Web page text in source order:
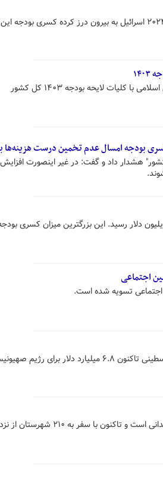
خبرگزاری رویترز گزارش داد که بر اساس آنچه از پیش‌نویس بودجه ۲۰۲۴ اسرائیل به بیرون درز کرده
لایحه بودجه ۱۴۰۳ کل کشور
بودجه امسال عدم تخمین درست هزینه‌ها
هشدار داد و گفت: در غیر اینصورت
ایالات متحده آمریکا با افزایشی بی‌سابقه به رقم ۱.۷ تریلیون دلار رسید. این بزرگترین میزان کسری
یک بانک صهیونیست‌ها اعلام کرد که درگیری با نیروهای مقاومت فلسطینی تاکنون ۶.۸ میلیارد دلار برای
معاون پارلمانی رییس جمهور گفت: دولت آیت الله رییسی دولت میدانی است و تاکنون